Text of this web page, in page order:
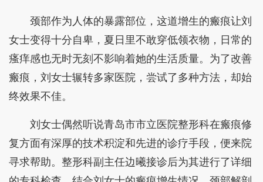
颈部作为人体的暴露部位，这道增生的瘢痕让刘
女士变得十分自卑，夏日里不敢穿低领衣物，日常的
瘙痒感也无时无刻不影响着她的生活质量。为了改善
瘢痕，刘女士辗转多家医院，尝试了多种方法，却始
终效果不佳。
刘女士偶然听说青岛市市立医院整形科在瘢痕修
复方面有深厚的技术积淀和先进的诊疗手段，便来院
寻求帮助。整形科副主任边曦接诊后为其进行了详细